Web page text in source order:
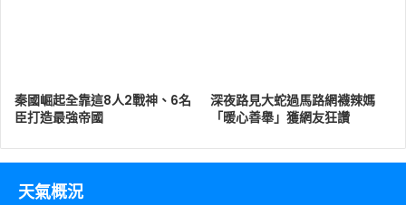
秦國崛起全靠這8人2戰神、6名
臣打造最強帝國
深夜路見大蛇過馬路網襪辣媽
「暖心善舉」獲網友狂讚
天氣概況